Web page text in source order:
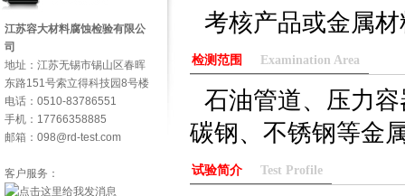
江苏容大材料腐蚀检验有限公
司
地址：江苏无锡市锡山区春晖
东路151号索立得科技园8号楼
电话：0510-83786551
手机：17766358885
邮箱：098@rd-test.com
客户服务：
考核产品或金属
检测范围 Examination Area
石油管道、压力
碳钢、不锈钢等金
试验简介 Test Profile